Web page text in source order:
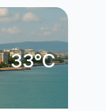
33°C